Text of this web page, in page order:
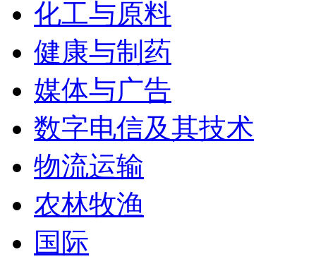
化工与原料
健康与制药
媒体与广告
数字电信及其技术
物流运输
农林牧渔
国际